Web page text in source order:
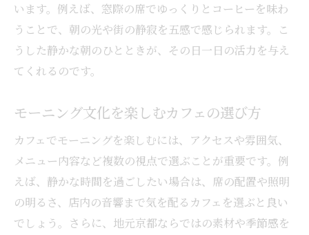
地元カフェで感じる南区の朝の静けさ
コスパで選ぶ上京区カフェモーニング体験
コスパ重視の上京区カフェモーニング案内
上京区のカフェで見つける朝の楽しみ方
上京区カフェのモーニング選択ポイント
リーズナブルなカフェで朝を満喫
早朝営業を探すならカフェがおすすめ
早朝から開くカフェの魅力と活用法
います。例えば、窓際の席でゆっくりとコーヒーを味わ
うことで、朝の光や街の静寂を五感で感じられます。こ
うした静かな朝のひとときが、その日一日の活力を与え
てくれるのです。
モーニング文化を楽しむカフェの選び方
カフェでモーニングを楽しむには、アクセスや雰囲気、
メニュー内容など複数の視点で選ぶことが重要です。例
えば、静かな時間を過ごしたい場合は、席の配置や照明
の明るさ、店内の音響まで気を配るカフェを選ぶと良い
でしょう。さらに、地元京都ならではの素材や季節感を